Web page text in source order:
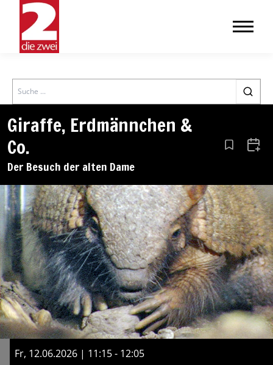
Search
Giraffe, Erdmännchen &
Co.
Der Besuch der alten Dame
Aus den
Fr, 12.06.2026 | 11:15 - 12:05